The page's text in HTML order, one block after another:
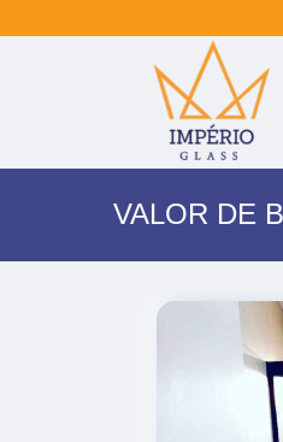
VALOR DE